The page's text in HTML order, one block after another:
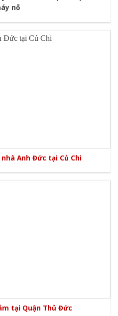
nỗ
Anh Đức tại Củ Chi
tại Quận Thủ Đức